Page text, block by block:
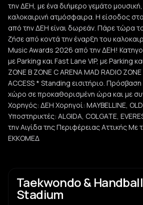
την ΔΕΗ, με ένα διήμερο γεμάτο
καλοκαιρινή ατμόσφαιρα. Η είσοδος στο
από την ΔΕΗ είναι δωρεάν. Πάρε τώρα
ζήσε από κοντά την έναρξη του
Music Awards 2026 από την ΔΕΗ!
με Parking και Fast Lane VIP, με Parking
ZONE B ZONE C ARENA MAD RADIO
ACCESS * Standing εισιτήριο.
χώρο σε προκαθορισμένη ώρα και με
Χορηγός: ΔΕΗ Χορηγοί: MAYBELLINE, OLD
Υποστηρικτές: ALGIDA, COLGATE,
την Αιγίδα της Περιφέρειας Αττικής Mε
ΕΚΚΟΜΕΔ
Taekwondo &
Stadium